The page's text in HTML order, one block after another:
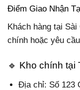
Điểm Giao Nhận
Khách hàng tại
chính hoặc yêu
🔹 Kho chính tại
Địa chỉ: Số 123